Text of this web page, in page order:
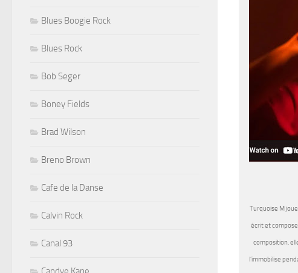
Turquoise M
écrit et
composition,
l’immobilise
Blues Boogie Rock
Blues Rock
Bob Seger
Boney Fields
Brad Wilson
Breno Brown
Cafe de la Danse
Calvin Rock
Canal 93